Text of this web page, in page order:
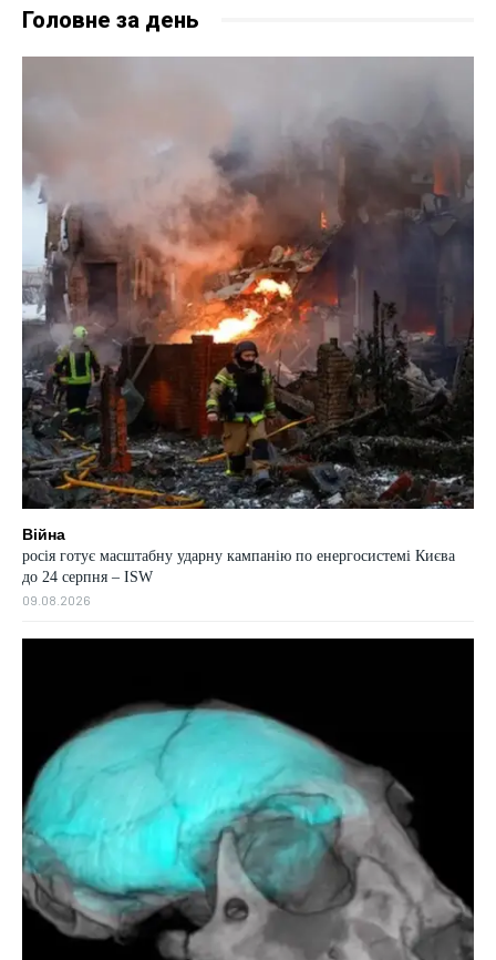
Головне за день
Війна
росія готує масштабну ударну кампанію по енергосистемі Києва
до 24 серпня – ISW
09.08.2026